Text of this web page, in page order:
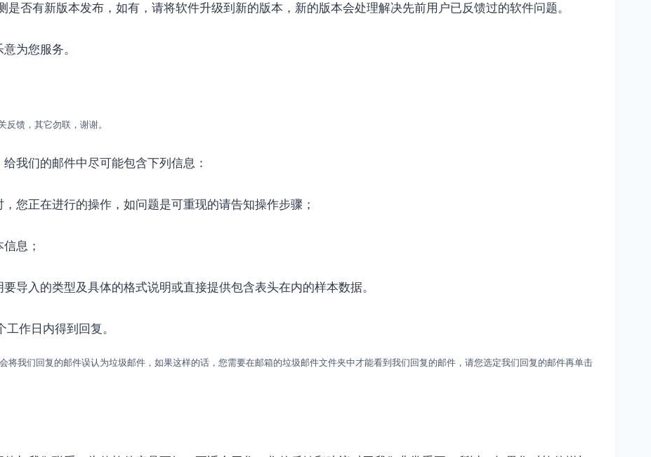
是否有新版本发布，如有，请将软件升级到新的版本，新的版本会处理解决先前用户已反馈过的软件问题。
为您服务。
馈，其它勿联，谢谢。
我们的邮件中尽可能包含下列信息：
您正在进行的操作，如问题是可重现的请告知操作步骤；
息；
导入的类型及具体的格式说明或直接提供包含表头在内的样本数据。
作日内得到回复。
将我们回复的邮件误认为垃圾邮件，如果这样的话，您需要在邮箱的垃圾邮件文件夹中才能看到我们回复的邮件，请您选定我们回复的邮件再单击